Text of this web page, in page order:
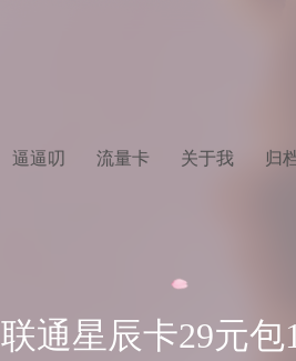
逼逼叨 流量卡 关于我 归
联通星辰卡29元包